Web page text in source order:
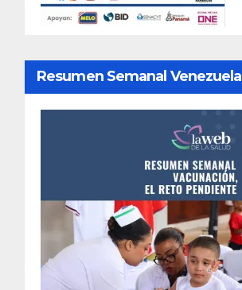
Resumen Semanal Venezuela